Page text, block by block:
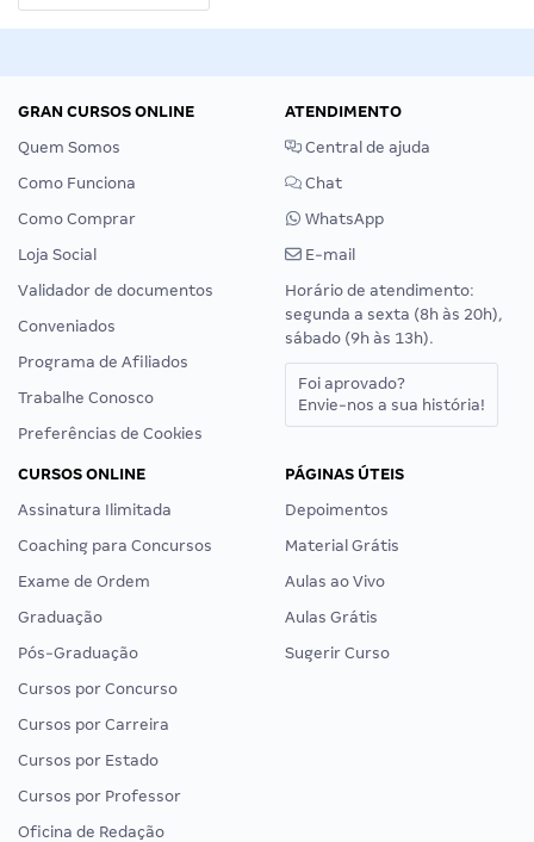
GRAN CURSOS ONLINE
Quem Somos
Como Funciona
Como Comprar
Loja Social
Validador de documentos
Conveniados
Programa de Afiliados
Trabalhe Conosco
Preferências de Cookies
ATENDIMENTO
Central de ajuda
Chat
WhatsApp
E-mail
Horário de atendimento:
segunda a sexta (8h às 20h),
sábado (9h às 13h).
Foi aprovado?
Envie-nos a sua história!
CURSOS ONLINE
Assinatura Ilimitada
Coaching para Concursos
Exame de Ordem
Graduação
Pós-Graduação
Cursos por Concurso
Cursos por Carreira
Cursos por Estado
Cursos por Professor
Oficina de Redação
PÁGINAS ÚTEIS
Depoimentos
Material Grátis
Aulas ao Vivo
Aulas Grátis
Sugerir Curso